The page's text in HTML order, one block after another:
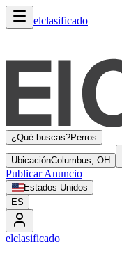
elclasificado
¿Qué buscas?Perros
UbicaciónColumbus, OH
Publicar Anuncio
Estados Unidos
ES
elclasificado